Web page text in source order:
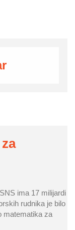
ima 17 milijardi
rudnika je bilo
matematika za